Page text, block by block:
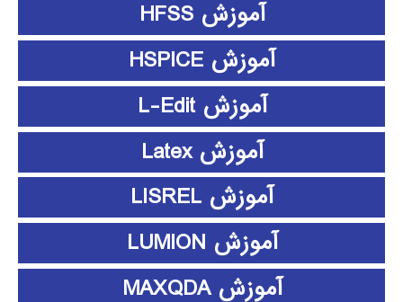
آموزش HFSS
آموزش HSPICE
آموزش L-Edit
آموزش Latex
آموزش LISREL
آموزش LUMION
آموزش MAXQDA